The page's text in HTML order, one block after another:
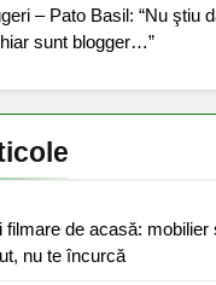
– Pato Basil: “Nu ştiu
sunt blogger…”
filmare de acasă: mobilier
nu te încurcă